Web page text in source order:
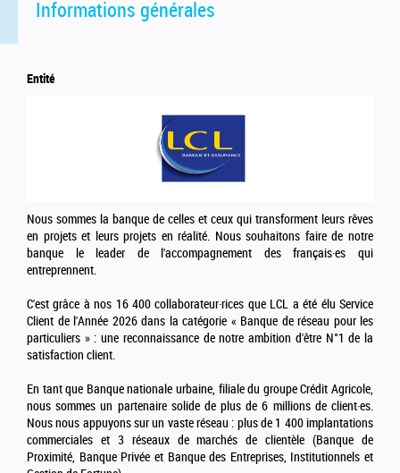
Informations générales
Entité
Nous sommes la banque de celles et ceux qui transforment leurs rêves
en projets et leurs projets en réalité. Nous souhaitons faire de notre
banque le leader de l'accompagnement des français·es qui
entreprennent.
C'est grâce à nos 16 400 collaborateur·rices que LCL a été élu Service
Client de l'Année 2026 dans la catégorie « Banque de réseau pour les
particuliers » : une reconnaissance de notre ambition d'être N°1 de la
satisfaction client.
En tant que Banque nationale urbaine, filiale du groupe Crédit Agricole,
nous sommes un partenaire solide de plus de 6 millions de client·es.
Nous nous appuyons sur un vaste réseau : plus de 1 400 implantations
commerciales et 3 réseaux de marchés de clientèle (Banque de
Proximité, Banque Privée et Banque des Entreprises, Institutionnels et